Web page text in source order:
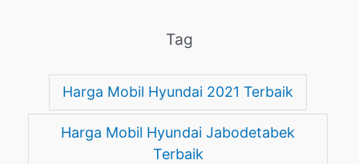
Tag
Harga Mobil Hyundai 2021 Terbaik
Harga Mobil Hyundai Jabodetabek
Terbaik